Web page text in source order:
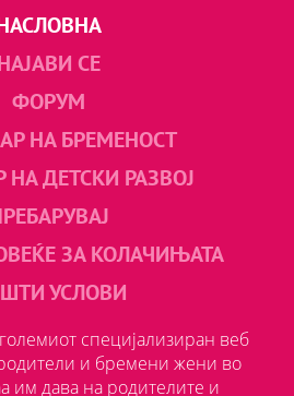
СЕ
ФОРУМ
НА БРЕМЕНОСТ
НА ДЕТСКИ РАЗВОЈ
ЗА КОЛАЧИЊАТА
УСЛОВИ
специјализиран веб
и бремени жени во
им дава на родителите и